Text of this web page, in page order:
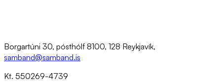
Borgartúni 30, pósthólf 8100, 128 Reykjavík,
samband@samband.is
Kt. 550269-4739